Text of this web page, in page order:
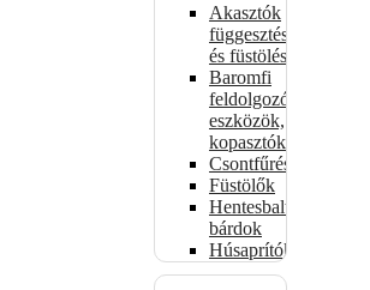
Akasztók
függesztéshez
és füstöléshez
Baromfi
feldolgozó
eszközök,
kopasztók
Csontfűrészek
Füstölők
Hentesbalták,
bárdok
Húsaprítók